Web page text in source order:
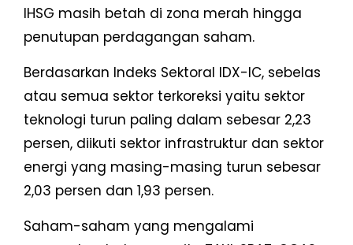
IHSG masih betah di zona merah hingga
penutupan perdagangan saham.
Berdasarkan Indeks Sektoral IDX-IC, sebelas
atau semua sektor terkoreksi yaitu sektor
teknologi turun paling dalam sebesar 2,23
persen, diikuti sektor infrastruktur dan sektor
energi yang masing-masing turun sebesar
2,03 persen dan 1,93 persen.
Saham-saham yang mengalami